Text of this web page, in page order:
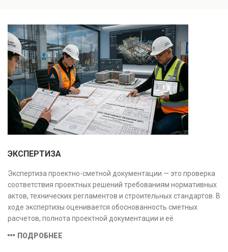
качества строительства, подготовки к реконструкции,
оценки рисков и судебных разбирательств.
Результатом является официальное техническое
заключение, имеющее юридическую силу.
ЭКСПЕРТИЗА
Экспертиза проектно-сметной документации — это проверка
соответствия проектных решений требованиям нормативных
актов, технических регламентов и строительных стандартов. В
ходе экспертизы оценивается обоснованность сметных
расчетов, полнота проектной документации и её
предотвратить ошибки на этапе строительства и
ПОДРОБНЕЕ